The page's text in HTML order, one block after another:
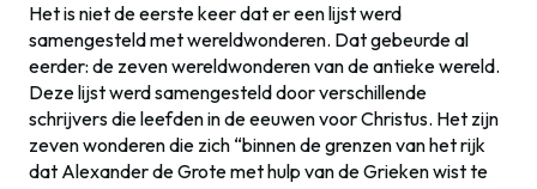
Het is niet de eerste keer dat er een lijst werd
samengesteld met wereldwonderen. Dat gebeurde al
eerder: de zeven wereldwonderen van de antieke wereld.
Deze lijst werd samengesteld door verschillende
schrijvers die leefden in de eeuwen voor Christus. Het zijn
zeven wonderen die zich “binnen de grenzen van het rijk
dat Alexander de Grote met hulp van de Grieken wist te